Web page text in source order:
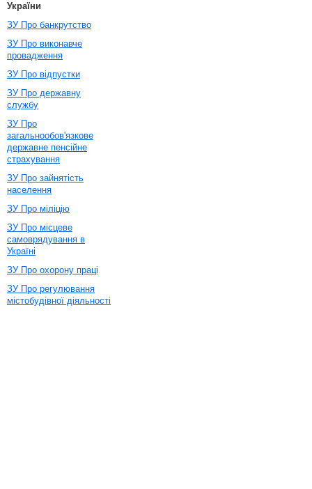
України
ЗУ Про банкрутство
ЗУ Про виконавче
провадження
ЗУ Про відпустки
ЗУ Про державну
службу
ЗУ Про
загальнообов'язкове
державне пенсійне
страхування
ЗУ Про зайнятість
населення
ЗУ Про міліцію
ЗУ Про місцеве
самоврядування в
Україні
ЗУ Про охорону праці
ЗУ Про регулювання
містобудівної діяльності